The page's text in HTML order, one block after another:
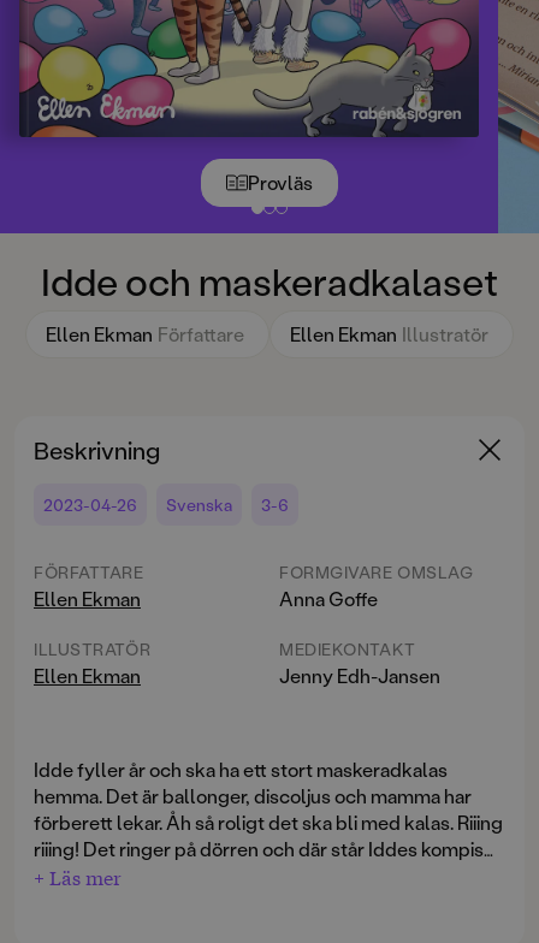
Provläs
Idde och maskeradkalaset
Ellen Ekman Författare Ellen Ekman Illustratör
Beskrivning
2023-04-26 Svenska 3-6
FÖRFATTARE
Ellen Ekman
ILLUSTRATÖR
Ellen Ekman
FORMGIVARE OMSLAG
Anna Goffe
MEDIEKONTAKT
Jenny Edh-Jansen
Idde fyller år och ska ha ett stort maskeradkalas
hemma. Det är ballonger, discoljus och mamma har
förberett lekar. Åh så roligt det ska bli med kalas. Riiing
riiing! Det ringer på dörren och där står Iddes kompis
Miriam utklädd till katt. Precis som Idde, men Miriam
+ Läs mer